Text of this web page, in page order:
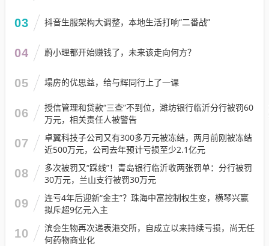
03 抖音生服架构大调整，本地生活打响“二番战”
04 蔚小理都开始赚钱了，未来该走向何方？
05 塌房的优思益，给与辉同行上了一课
06
授信管理和贷款“三查”不到位，潍坊银行临沂分行被罚60
万元，相关责任人被警告
07
卓翼科技子公司又有300多万元被冻结，两月前刚被冻结
近500万元，公司去年预计亏损至少2.1亿元
08
多次被罚又“踩线”！青岛银行临沂收两张罚单：分行被罚
30万元，兰山支行被罚30万元
09
连亏4年后迎新“金主”？珠海中富控制权生变，横琴兴赢
拟斥超9亿元入主
10
滨会生物再次递表港交所，自成立以来持续亏损，尚无任
何药物商业化